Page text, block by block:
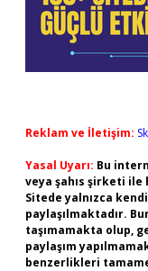
Reklam ve İletişim:
Yasal Uyarı: Bu
veya şahıs şirketi ile
Sitede yalnızca
paylaşılmaktadır.
taşımamakta olup,
paylaşım
benzerlikleri